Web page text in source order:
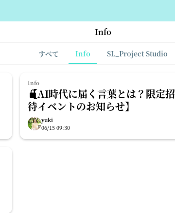
Info
すべて Info SL_Project Studio
Info
【AI時代に届く言葉とは？限定招
待イベントのお知らせ】
yuki
06/15 09:30